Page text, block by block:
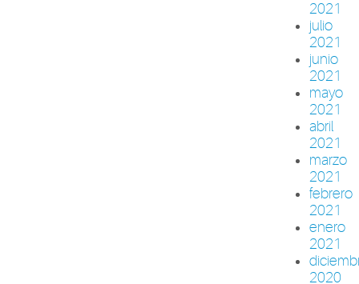
2021
julio
2021
junio
2021
mayo
2021
abril
2021
marzo
2021
febrero
2021
enero
2021
2020